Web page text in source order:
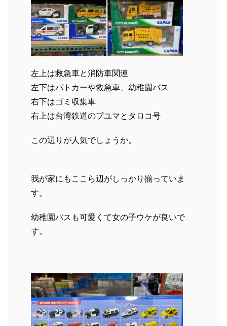
左上は救急車と消防車関連
左下はパトカーや救急車、幼稚園バス
右下はゴミ収集車
右上は台湾鉄道のプユマとタロコ号
この辺りが人気でしょうか。
我が家にもここら辺がしっかり揃っていま
す。
幼稚園バスも可愛くて女の子ウケが良いで
す。